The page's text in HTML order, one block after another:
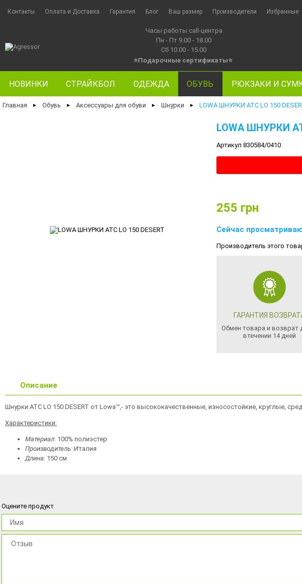
Контакты Оплата и Доставка Гарантия Блог Ваш размер Производители Избранные
Часы работы call-центра
Пн - Пт 9.00 - 18.00
Сб 10.00 - 15.00
⭐Подарочные сертификаты⭐
НОВИНКИ СТРАЙКБОЛ ОДЕЖДА ОБУВЬ РЮКЗАКИ И
Главная ► Обувь ► Аксессуары для обуви ► Шнурки ► LOWA ШНУРКИ ATC LO 150
LOWA ШНУРКИ
Артикул 830584/0410
255 грн
Сейчас
Производитель этого
ГАРАНТИЯ
Обмен товара и возврат
втечении 14 дней
Описание
Шнурки ATC LO 150 DESERT от Lowa™,- это высококачественные, износостойкие, круглые,
Характеристики:
Материал: 100% полиэстер
Производитель: Италия
Длина: 150 см
Оцените продукт